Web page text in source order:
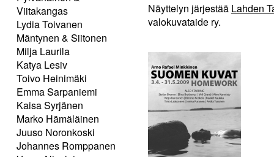
Viitakangas
Lydia Toivanen
Mäntynen & Siitonen
Milja Laurila
Katya Lesiv
Toivo Heinimäki
Emma Sarpaniemi
Kaisa Syrjänen
Marko Hämäläinen
Juuso Noronkoski
Johannes Romppanen
Näyttelyn järjestää Lahden
valokuvataide ry.